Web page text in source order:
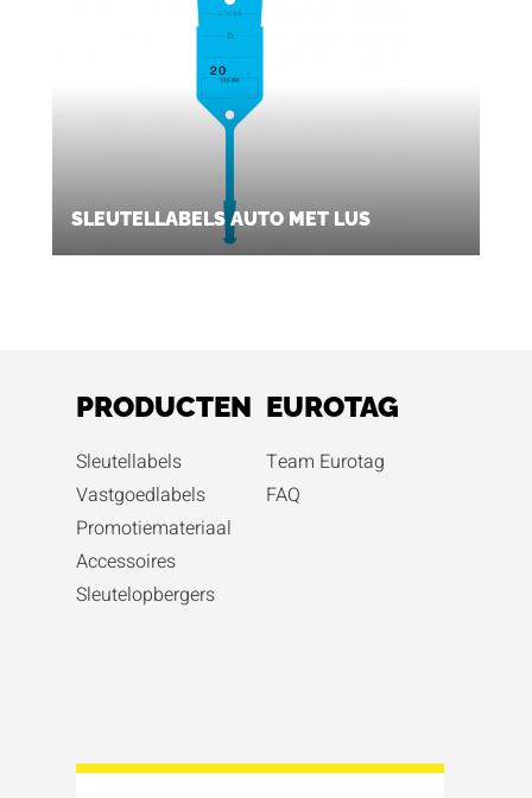
SLEUTELLABELS AUTO MET LUS
PRODUCTEN
Sleutellabels
Vastgoedlabels
Promotiemateriaal
Accessoires
Sleutelopbergers
EUROTAG
Team Eurotag
FAQ